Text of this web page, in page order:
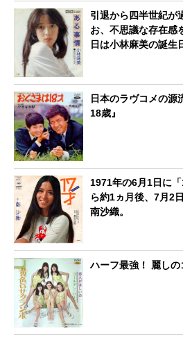
引退から四半世紀が
お、不思議な存在
日は小林麻美の誕生
日本のラヴコメの源
18歳』
1971年の6月1日に
ら約1ヵ月後、7月2
南沙織。
ハーフ最強！ 麗し